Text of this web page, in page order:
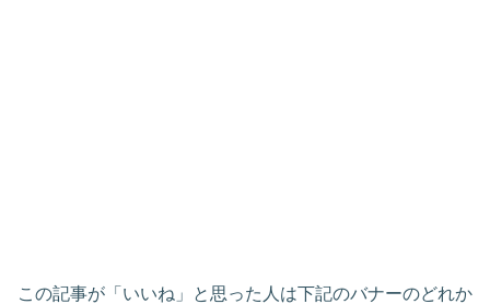
この記事が「いいね」と思った人は下記のバナーのどれか